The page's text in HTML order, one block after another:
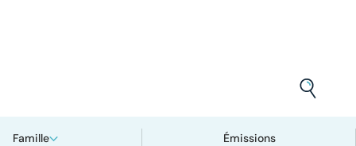
Famille Émissions